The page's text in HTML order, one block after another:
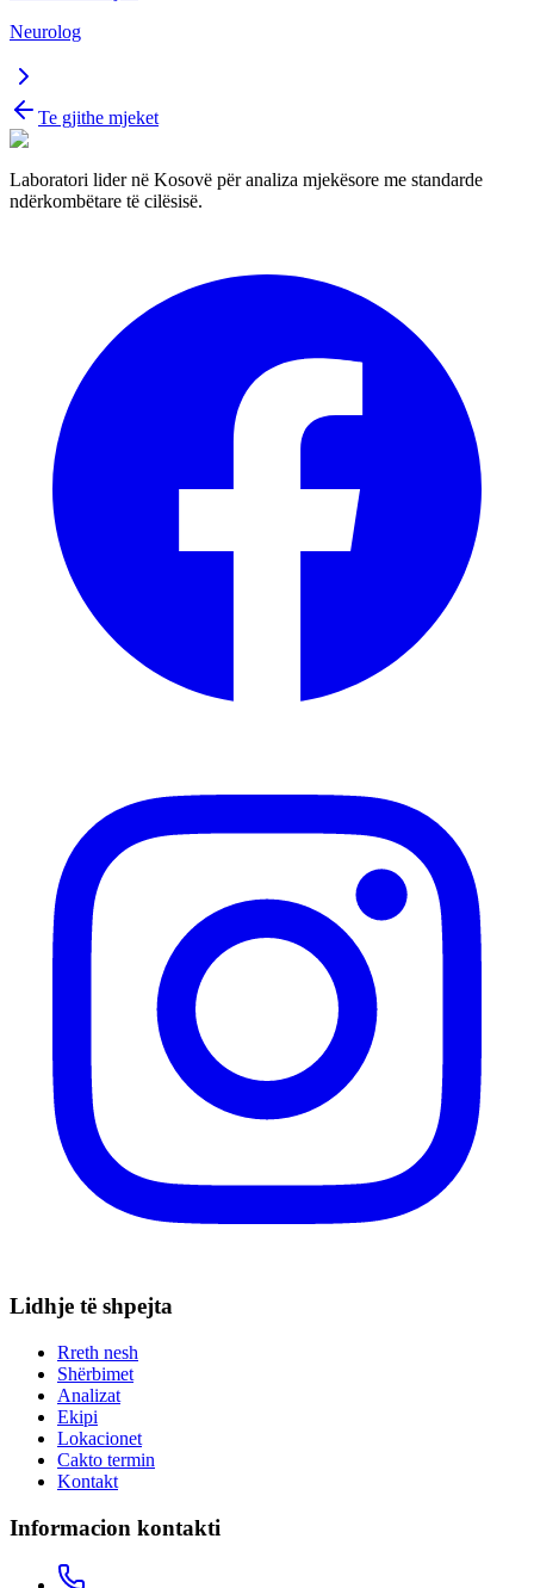
Neurolog
Te gjithe mjeket
Laboratori lider në Kosovë për analiza mjekësore me standarde
ndërkombëtare të cilësisë.
Lidhje të shpejta
Rreth nesh
Shërbimet
Analizat
Ekipi
Lokacionet
Cakto termin
Kontakt
Informacion kontakti